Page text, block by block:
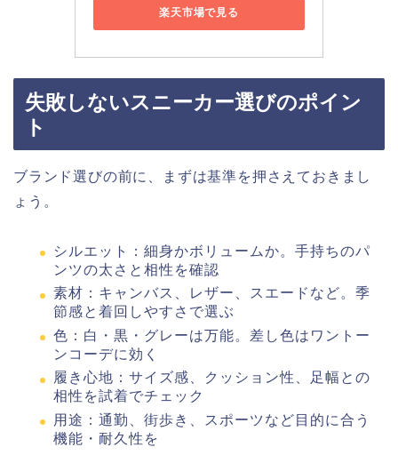
楽天市場で見る
失敗しないスニーカー選びのポイン
ト
ブランド選びの前に、まずは基準を押さえておきまし
ょう。
シルエット：細身かボリュームか。手持ちのパ
ンツの太さと相性を確認
素材：キャンバス、レザー、スエードなど。季
節感と着回しやすさで選ぶ
色：白・黒・グレーは万能。差し色はワントー
ンコーデに効く
履き心地：サイズ感、クッション性、足幅との
相性を試着でチェック
用途：通勤、街歩き、スポーツなど目的に合う
機能・耐久性を